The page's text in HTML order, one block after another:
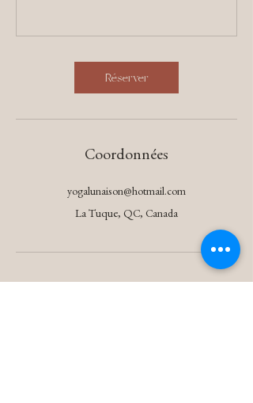
Réserver
Coordonnées
yogalunaison@hotmail.com
La Tuque, QC, Canada